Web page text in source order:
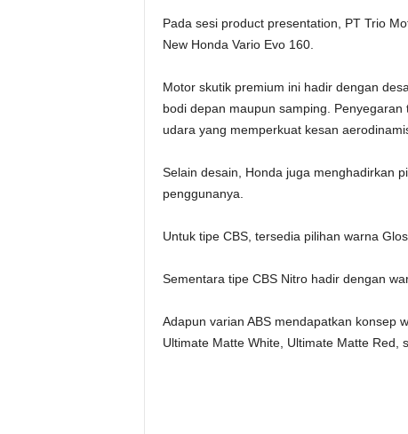
Pada sesi product presentation, PT Trio
New Honda Vario Evo 160.
Motor skutik premium ini hadir dengan
bodi depan maupun samping.
udara yang memperkuat kesan
Selain desain, Honda juga menghadirkan
penggunanya.
Untuk tipe CBS, tersedia pilihan warna
Sementara tipe CBS Nitro hadir dengan
Adapun varian ABS mendapatkan konsep
Ultimate Matte White, Ultimate Matte Red,